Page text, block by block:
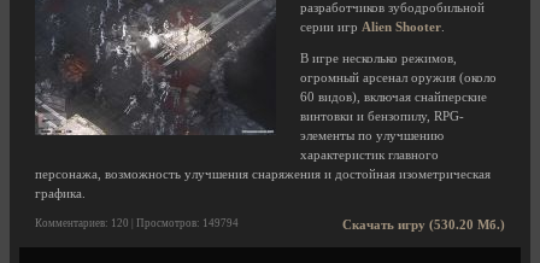
разработчиков зубодробильной
серии игр Alien Shooter
В игре несколько режимов,
огромный арсенал оружия (около
60 видов), включая снайперские
винтовки и бензопилу, RPG-
элементы по улучшению
характеристик главного
персонажа, возможность улучшения снаряжения и достойная изометрическая
графика.
Скачать игру (530.20 Мб.)
Комментариев: 120 | Просмотров: 149794